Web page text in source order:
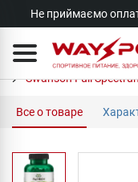
Не приймаємо
Swanson Full
Все о товаре